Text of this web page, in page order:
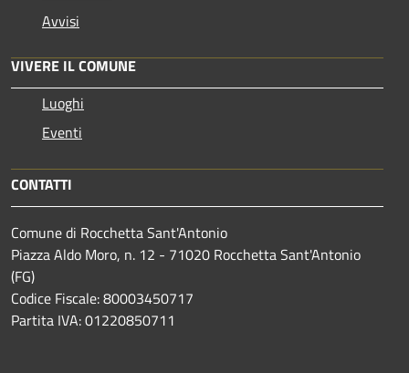
Avvisi
VIVERE IL COMUNE
Luoghi
Eventi
CONTATTI
Comune di Rocchetta Sant'Antonio
Piazza Aldo Moro, n. 12 - 71020 Rocchetta Sant'Antonio
(FG)
Codice Fiscale: 80003450717
Partita IVA: 01220850711